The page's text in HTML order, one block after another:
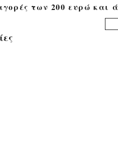
των 200 ευρώ